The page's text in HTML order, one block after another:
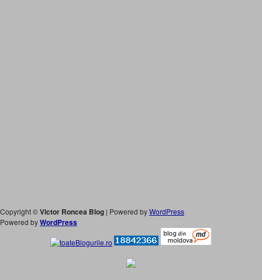
Copyright ©Victor Roncea Blog | Powered byWordPress
Powered byWordPress